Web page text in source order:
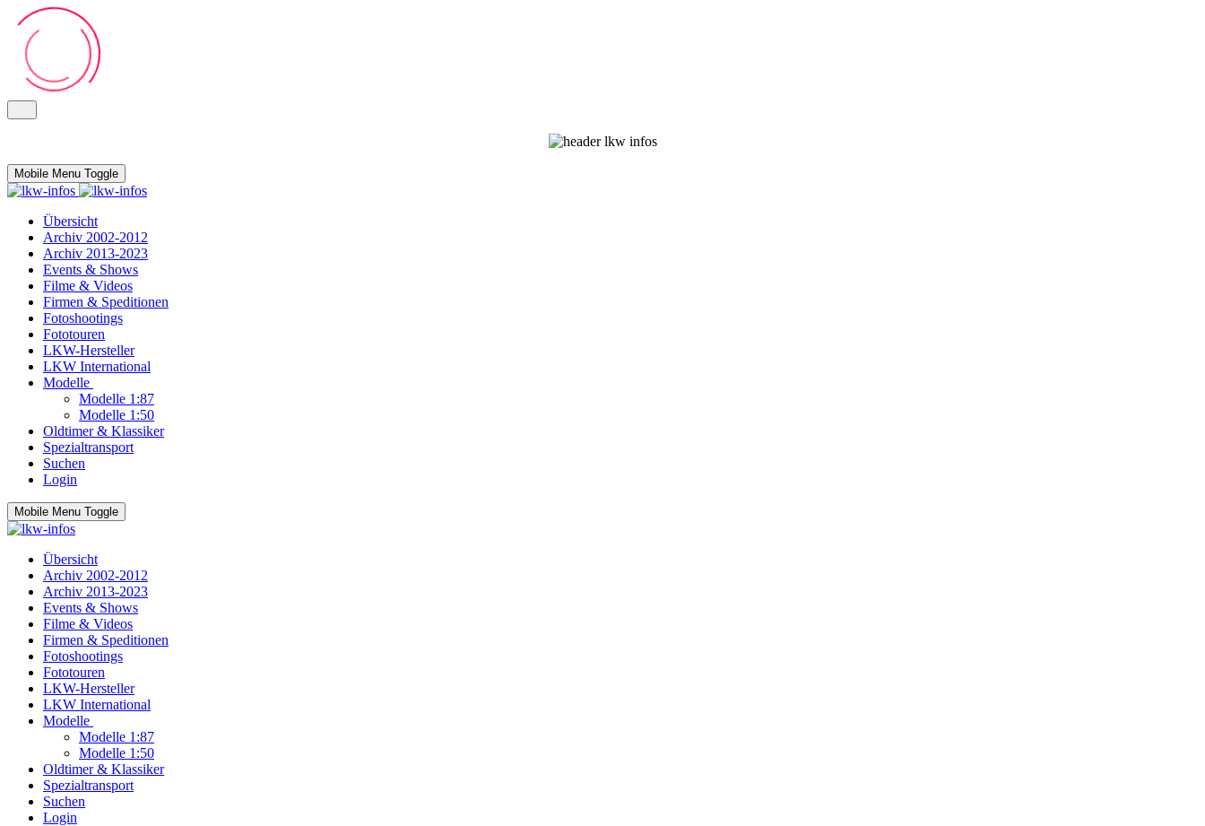
Mobile Menu Toggle
Übersicht
Archiv 2002-2012
Archiv 2013-2023
Events & Shows
Filme & Videos
Firmen & Speditionen
Fotoshootings
Fototouren
LKW-Hersteller
LKW International
Modelle
Modelle 1:87
Modelle 1:50
Oldtimer & Klassiker
Spezialtransport
Suchen
Login
Mobile Menu Toggle
Übersicht
Archiv 2002-2012
Archiv 2013-2023
Events & Shows
Filme & Videos
Firmen & Speditionen
Fotoshootings
Fototouren
LKW-Hersteller
LKW International
Modelle
Modelle 1:87
Modelle 1:50
Oldtimer & Klassiker
Spezialtransport
Suchen
Login